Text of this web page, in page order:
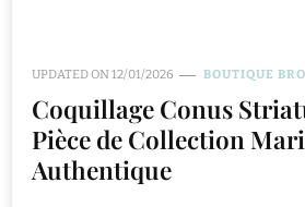
UPDATED ON12/01/2026 BOUTIQUE
Coquillage Conus
Pièce de Collection
Authentique